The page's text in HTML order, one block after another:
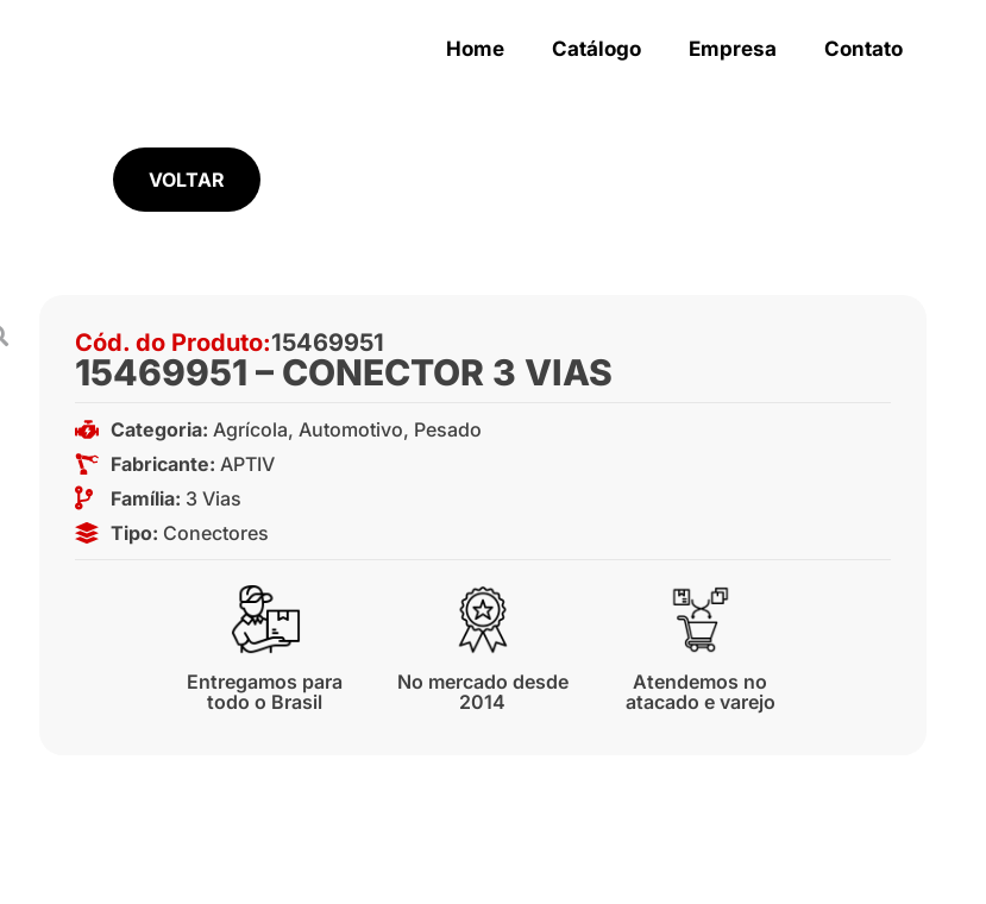
Home Catálogo Empresa Contato
VOLTAR
Cód. do Produto:15469951
15469951 – CONECTOR 3 VIAS
Categoria: Agrícola, Automotivo, Pesado
Fabricante: APTIV
Família: 3 Vias
Tipo: Conectores
Entregamos para
todo o Brasil
No mercado desde
2014
Atendemos no
atacado e varejo